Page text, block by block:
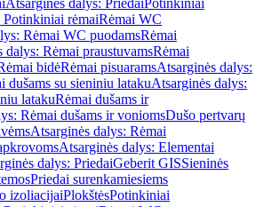
Atsarginės dalys: PriedaiPotinkiniai
Potinkiniai rėmaiRėmai WC
Rėmai WC puodamsRėmai
dalys: Rėmai praustuvamsRėmai
bidėRėmai pisuaramsAtsarginės dalys:
dušams su sieniniu latakuAtsarginės dalys:
latakuRėmai dušams ir
Rėmai dušams ir voniomsDušo pertvarų
Atsarginės dalys: Rėmai
Atsarginės dalys: Elementai
dalys: PriedaiGeberit GISSieninės
Priedai surenkamiesiems
izoliacijaiPlokštėsPotinkiniai